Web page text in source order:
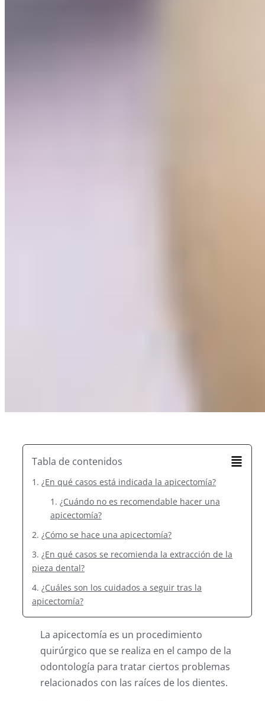
Tabla de contenidos
¿En qué casos está indicada la apicectomía?
¿Cuándo no es recomendable hacer una
apicectomía?
¿Cómo se hace una apicectomía?
¿En qué casos se recomienda la extracción de la
pieza dental?
¿Cuáles son los cuidados a seguir tras la
apicectomía?
La apicectomía es un procedimiento
quirúrgico que se realiza en el campo de la
odontología para tratar ciertos problemas
relacionados con las raíces de los dientes.